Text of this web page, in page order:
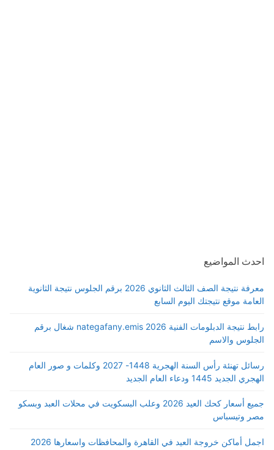
احدث المواضيع
معرفة نتيجة الصف الثالث الثانوي 2026 برقم الجلوس نتيجة الثانوية
العامة موقع نتيجتك اليوم السابع
رابط نتيجة الدبلومات الفنية 2026 nategafany.emis شغال برقم
الجلوس والاسم
رسائل تهنئة رأس السنة الهجرية 1448- 2027 وكلمات و صور العام
الهجري الجديد 1445 ودعاء العام الجديد
جميع أسعار كحك العيد 2026 وعلب البسكويت في محلات العبد وبسكو
مصر وتيسباس
اجمل أماكن خروجة العيد في القاهرة والمحافظات واسعارها 2026